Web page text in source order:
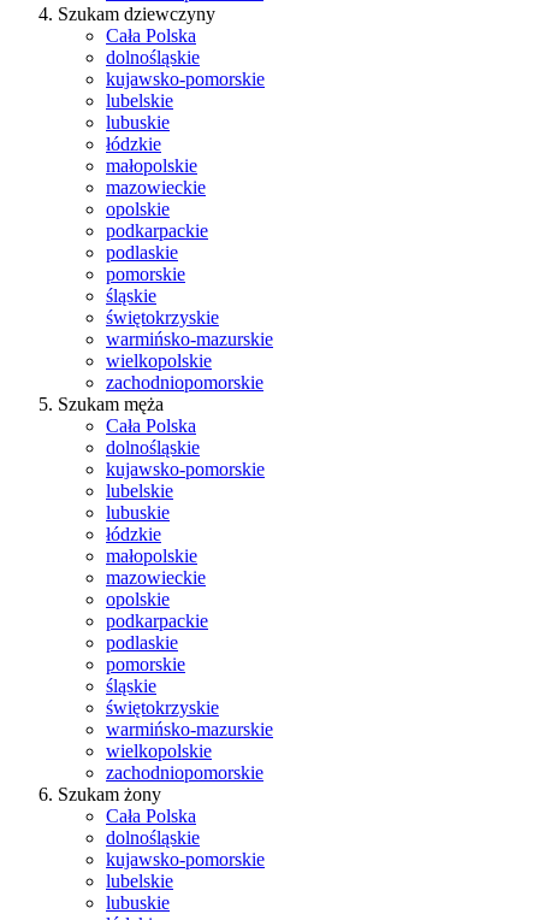
Szukam dziewczyny
Cała Polska
dolnośląskie
kujawsko-pomorskie
lubelskie
lubuskie
łódzkie
małopolskie
mazowieckie
opolskie
podkarpackie
podlaskie
pomorskie
śląskie
świętokrzyskie
warmińsko-mazurskie
wielkopolskie
zachodniopomorskie
Szukam męża
Cała Polska
dolnośląskie
kujawsko-pomorskie
lubelskie
lubuskie
łódzkie
małopolskie
mazowieckie
opolskie
podkarpackie
podlaskie
pomorskie
śląskie
świętokrzyskie
warmińsko-mazurskie
wielkopolskie
zachodniopomorskie
Szukam żony
Cała Polska
dolnośląskie
kujawsko-pomorskie
lubelskie
lubuskie